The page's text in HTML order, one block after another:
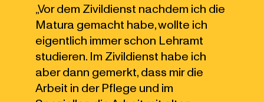
„Vor dem Zivildienst nachdem ich die
Matura gemacht habe, wollte ich
eigentlich immer schon Lehramt
studieren. Im Zivildienst habe ich
aber dann gemerkt, dass mir die
Arbeit in der Pflege und im